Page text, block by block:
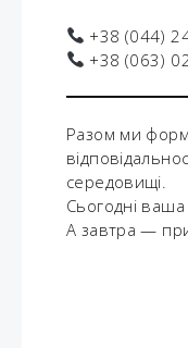
+38 (044)
+38 (063)
Разом ми
середовищі.
Сьогодні
А завтра —